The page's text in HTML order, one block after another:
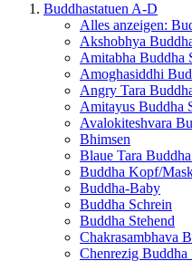
Buddhastatuen A-D
Alles anzeigen:
Akshobhya
Amitabha Buddha
Amoghasiddhi
Angry Tara
Amitayus Buddha
Avalokiteshvara
Bhimsen
Blaue Tara
Buddha Kopf/
Buddha-Baby
Buddha Schrein
Buddha Stehend
Chakrasambhava
Chenrezig Buddha